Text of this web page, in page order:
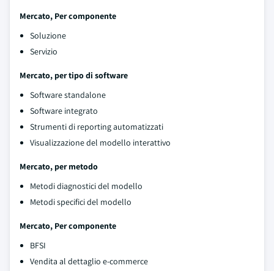
Mercato, Per componente
Soluzione
Servizio
Mercato, per tipo di software
Software standalone
Software integrato
Strumenti di reporting automatizzati
Visualizzazione del modello interattivo
Mercato, per metodo
Metodi diagnostici del modello
Metodi specifici del modello
Mercato, Per componente
BFSI
Vendita al dettaglio e-commerce